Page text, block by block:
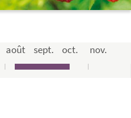
août sept. oct. nov.